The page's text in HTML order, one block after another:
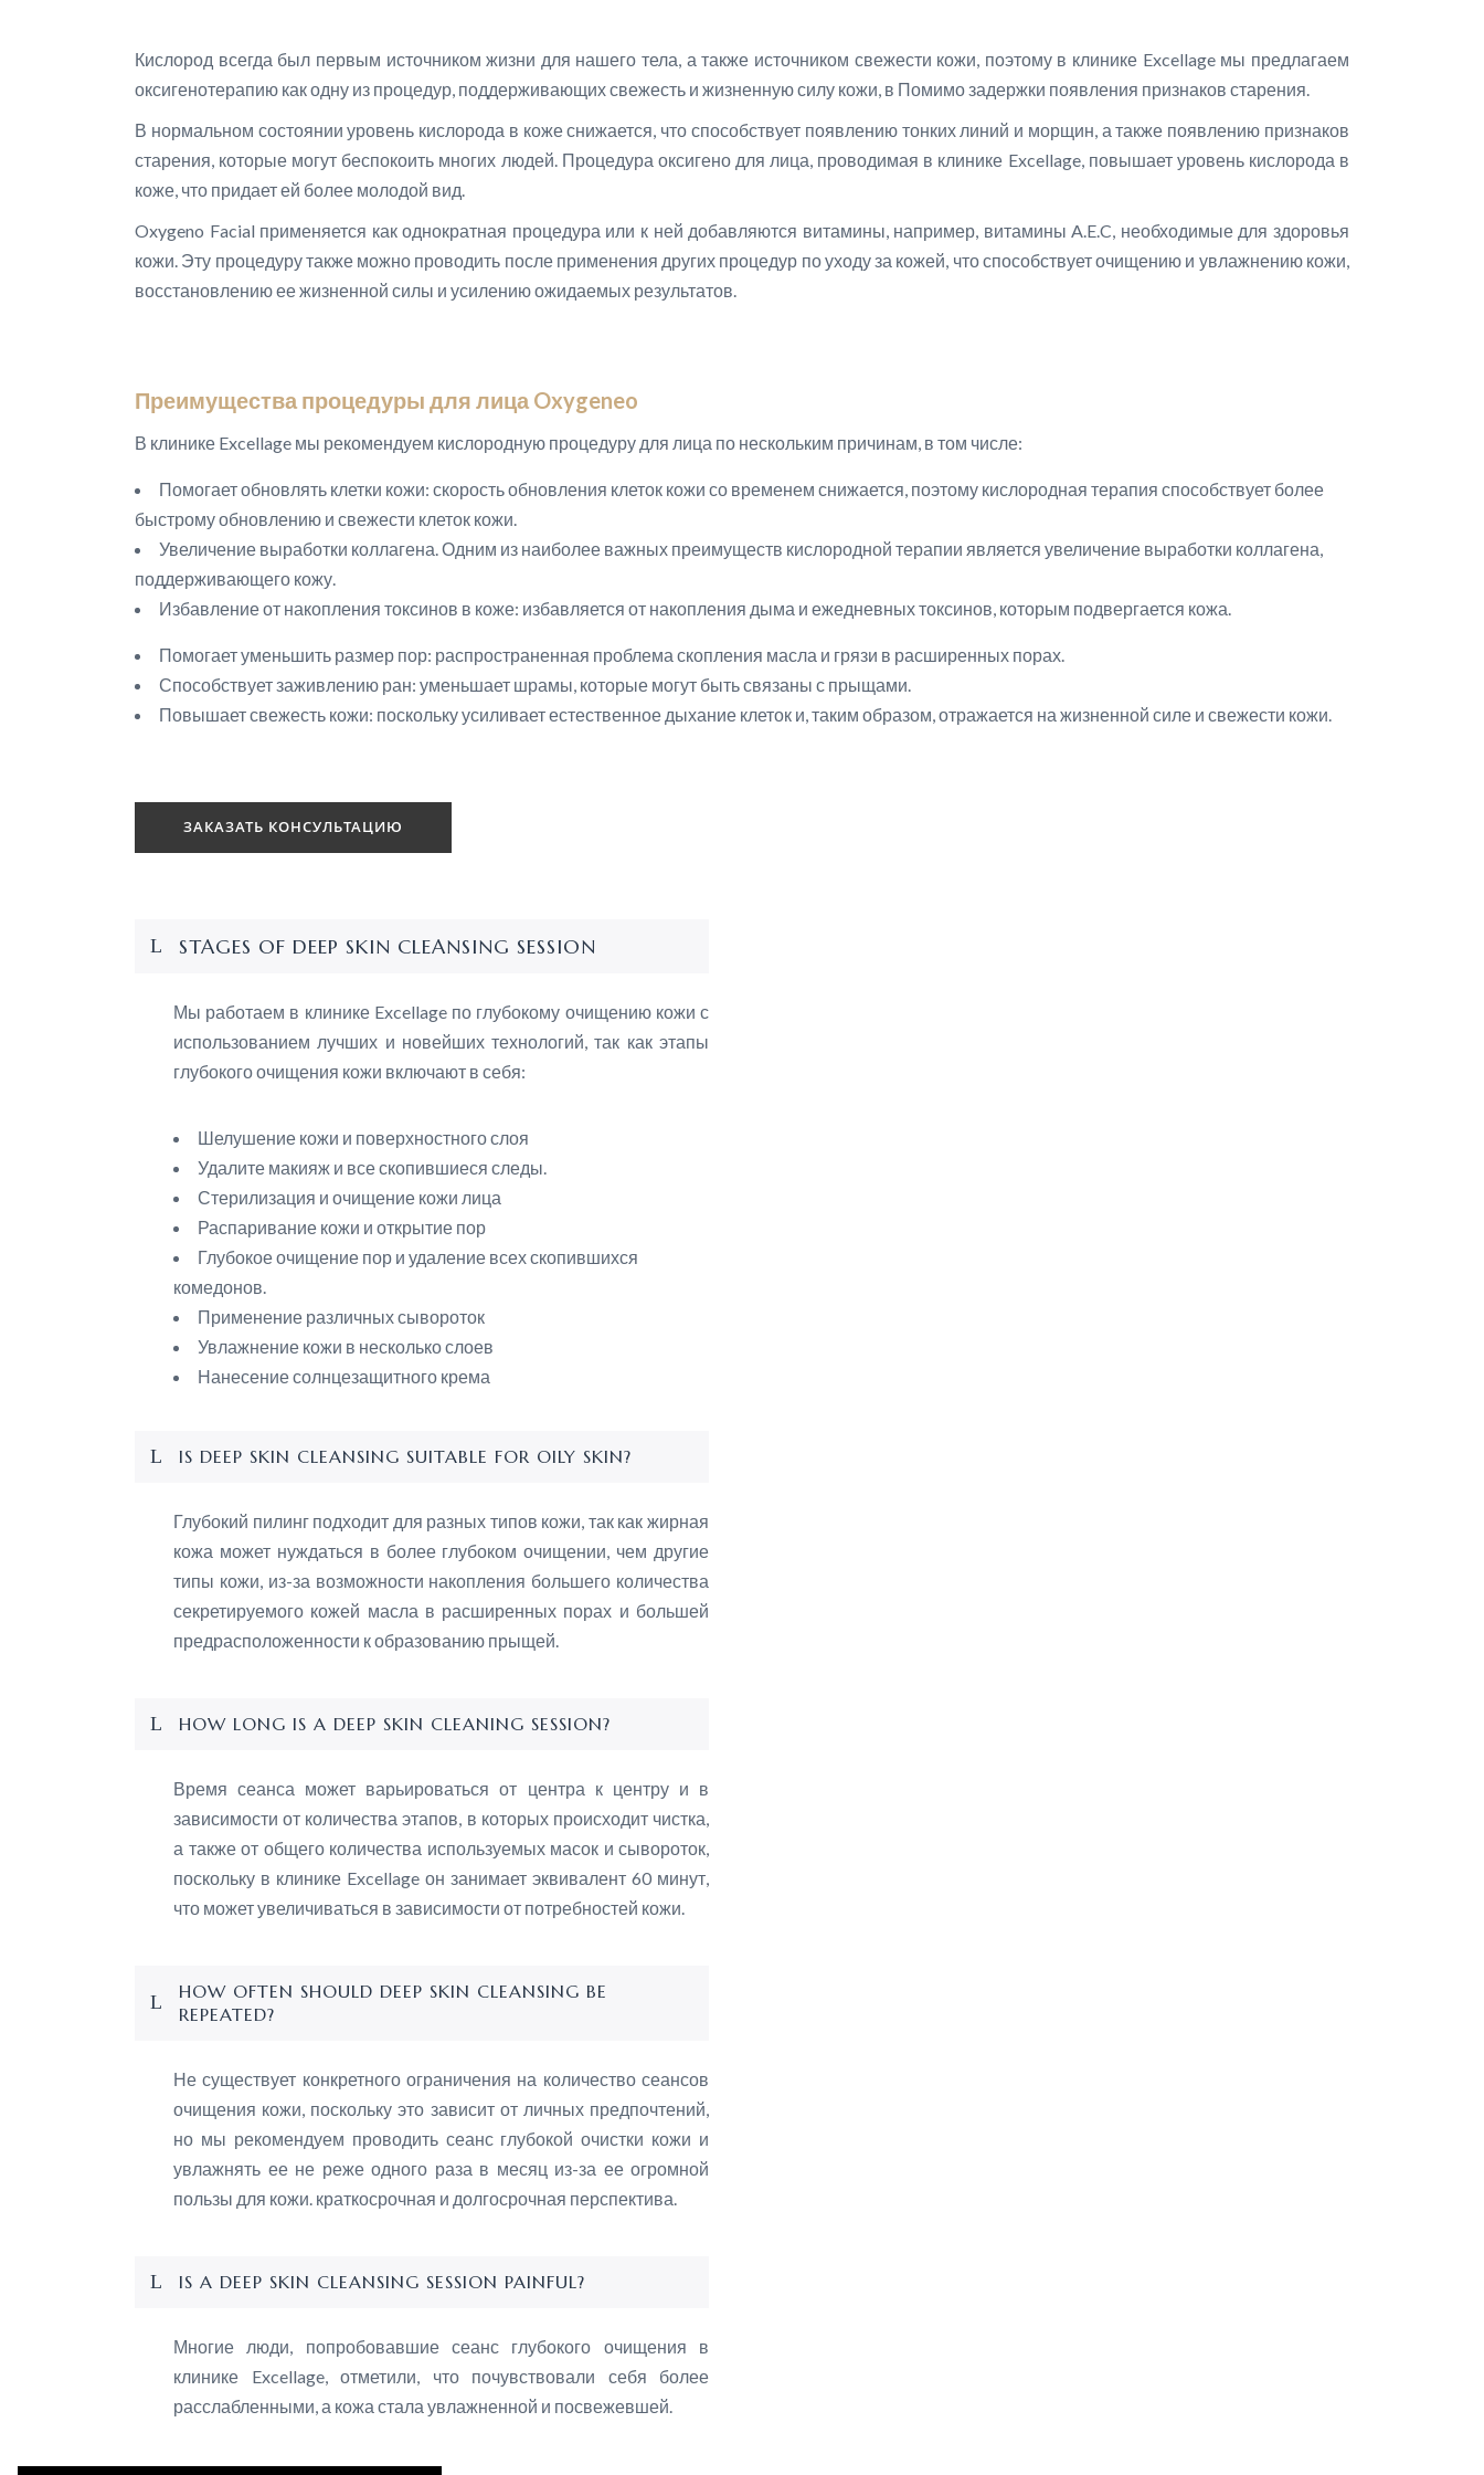
Кислород всегда был первым источником жизни для нашего тела, а также источником свежести кожи, поэтому в клинике Excellage мы предлагаем
оксигенотерапию как одну из процедур, поддерживающих свежесть и жизненную силу кожи, в Помимо задержки появления признаков старения.
В нормальном состоянии уровень кислорода в коже снижается, что способствует появлению тонких линий и морщин, а также появлению признаков
старения, которые могут беспокоить многих людей. Процедура оксигено для лица, проводимая в клинике Excellage, повышает уровень кислорода в
коже, что придает ей более молодой вид.
Oxygeno Facial применяется как однократная процедура или к ней добавляются витамины, например, витамины A.E.C, необходимые для здоровья
кожи. Эту процедуру также можно проводить после применения других процедур по уходу за кожей, что способствует очищению и увлажнению кожи,
восстановлению ее жизненной силы и усилению ожидаемых результатов.
Преимущества процедуры для лица Oxygeneo
В клинике Excellage мы рекомендуем кислородную процедуру для лица по нескольким причинам, в том числе:
Помогает обновлять клетки кожи: скорость обновления клеток кожи со временем снижается, поэтому кислородная терапия способствует более
быстрому обновлению и свежести клеток кожи.
Увеличение выработки коллагена. Одним из наиболее важных преимуществ кислородной терапии является увеличение выработки коллагена,
поддерживающего кожу.
Избавление от накопления токсинов в коже: избавляется от накопления дыма и ежедневных токсинов, которым подвергается кожа.
Помогает уменьшить размер пор: распространенная проблема скопления масла и грязи в расширенных порах.
Способствует заживлению ран: уменьшает шрамы, которые могут быть связаны с прыщами.
Повышает свежесть кожи: поскольку усиливает естественное дыхание клеток и, таким образом, отражается на жизненной силе и свежести кожи.
ЗАКАЗАТЬ КОНСУЛЬТАЦИЮ
STAGES OF DEEP SKIN CLEANSING SESSION
Мы работаем в клинике Excellage по глубокому очищению кожи с
использованием лучших и новейших технологий, так как этапы
глубокого очищения кожи включают в себя:
Шелушение кожи и поверхностного слоя
Удалите макияж и все скопившиеся следы.
Стерилизация и очищение кожи лица
Распаривание кожи и открытие пор
Глубокое очищение пор и удаление всех скопившихся
комедонов.
Применение различных сывороток
Увлажнение кожи в несколько слоев
Нанесение солнцезащитного крема
IS DEEP SKIN CLEANSING SUITABLE FOR OILY SKIN?
Глубокий пилинг подходит для разных типов кожи, так как жирная
кожа может нуждаться в более глубоком очищении, чем другие
типы кожи, из-за возможности накопления большего количества
секретируемого кожей масла в расширенных порах и большей
предрасположенности к образованию прыщей.
HOW LONG IS A DEEP SKIN CLEANING SESSION?
Время сеанса может варьироваться от центра к центру и в
зависимости от количества этапов, в которых происходит чистка,
а также от общего количества используемых масок и сывороток,
поскольку в клинике Excellage он занимает эквивалент 60 минут,
что может увеличиваться в зависимости от потребностей кожи.
HOW OFTEN SHOULD DEEP SKIN CLEANSING BE
REPEATED?
Не существует конкретного ограничения на количество сеансов
очищения кожи, поскольку это зависит от личных предпочтений,
но мы рекомендуем проводить сеанс глубокой очистки кожи и
увлажнять ее не реже одного раза в месяц из-за ее огромной
пользы для кожи. краткосрочная и долгосрочная перспектива.
IS A DEEP SKIN CLEANSING SESSION PAINFUL?
Многие люди, попробовавшие сеанс глубокого очищения в
клинике Excellage, отметили, что почувствовали себя более
расслабленными, а кожа стала увлажненной и посвежевшей.
Email:Info@excellage.ae
Whatsapp:+971 50 213 9688
Политика клиники
Опрос пациентов